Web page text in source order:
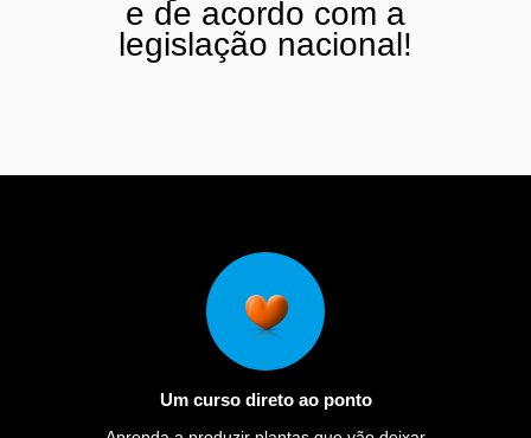
e de acordo com a
legislação nacional!
Um curso direto ao ponto